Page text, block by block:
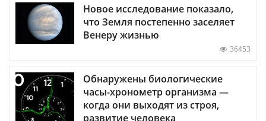
Новое исследование показало,
что Земля постепенно заселяет
Венеру жизнью
36453
Обнаружены биологические
часы-хронометр организма —
когда они выходят из строя,
развитие человека